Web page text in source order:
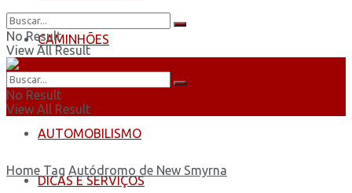
CAMINHÕES
ÔNIBUS
AUTOMOBILISMO
DICAS E SERVIÇOS
No Result
View All Result
No Result
View All Result
Home Tag Autódromo de New Smyrna